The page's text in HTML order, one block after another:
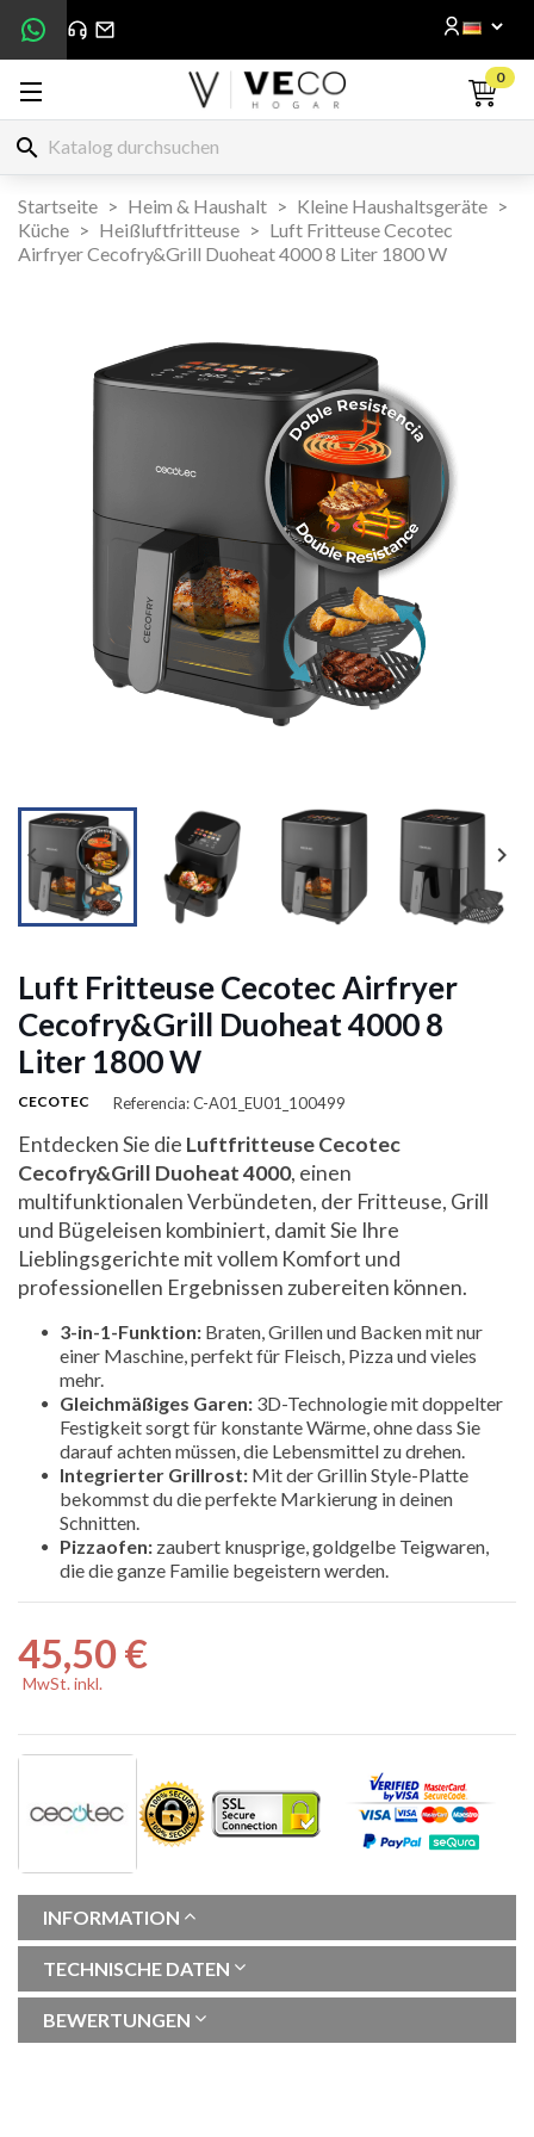
0
search
Startseite Heim & Haushalt
Kleine Haushaltsgeräte
Küche
Heißluftfritteuse
Luft Fritteuse Cecotec
Airfryer Cecofry&Grill Duoheat 4000 8 Liter 1800 W
 
Luft Fritteuse Cecotec Airfryer
Cecofry&Grill Duoheat 4000 8
Liter 1800 W
CECOTEC Referencia: C-A01_EU01_100499
Entdecken Sie die Luftfritteuse Cecotec
Cecofry&Grill Duoheat 4000, einen
multifunktionalen Verbündeten, der Fritteuse, Grill
und Bügeleisen kombiniert, damit Sie Ihre
Lieblingsgerichte mit vollem Komfort und
professionellen Ergebnissen zubereiten können.
3-in-1-Funktion: Braten, Grillen und Backen mit nur
einer Maschine, perfekt für Fleisch, Pizza und vieles
mehr.
Gleichmäßiges Garen: 3D-Technologie mit doppelter
Festigkeit sorgt für konstante Wärme, ohne dass Sie
darauf achten müssen, die Lebensmittel zu drehen.
Integrierter Grillrost: Mit der Grillin Style-Platte
bekommst du die perfekte Markierung in deinen
Schnitten.
Pizzaofen: zaubert knusprige, goldgelbe Teigwaren,
die die ganze Familie begeistern werden.
45,50 €
MwSt. inkl.
INFORMATION
TECHNISCHE DATEN
BEWERTUNGEN